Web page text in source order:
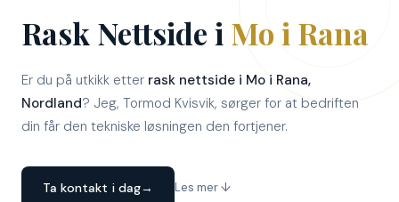
Rask Nettside i Mo i Rana
Er du på utkikk etter rask nettside i Mo i Rana,
Nordland? Jeg, Tormod Kvisvik, sørger for at bedriften
din får den tekniske løsningen den fortjener.
Ta kontakt i dag→ Les mer ↓